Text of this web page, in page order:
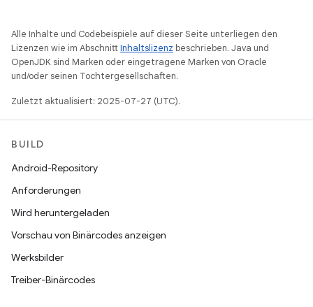
Alle Inhalte und Codebeispiele auf dieser Seite unterliegen den
Lizenzen wie im AbschnittInhaltslizenz beschrieben. Java und
OpenJDK sind Marken oder eingetragene Marken von Oracle
und/oder seinen Tochtergesellschaften.
Zuletzt aktualisiert: 2025-07-27 (UTC).
BUILD
Android-Repository
Anforderungen
Wird heruntergeladen
Vorschau von Binärcodes anzeigen
Werksbilder
Treiber-Binärcodes